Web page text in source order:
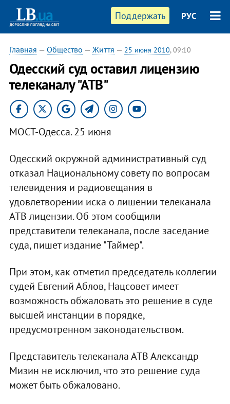
Поддержать РУС
Главная — Общество — Життя — 25 июня 2010, 09:10
Одесский суд оставил лицензию
телеканалу "АТВ"
МОСТ-Одесса. 25 июня
Одесский окружной административный суд
отказал Национальному совету по вопросам
телевидения и радиовещания в
удовлетворении иска о лишении телеканала
АТВ лицензии. Об этом сообщили
представители телеканала, после заседание
суда, пишет издание "Таймер".
При этом, как отметил председатель коллегии
судей Евгений Аблов, Нацсовет имеет
возможность обжаловать это решение в суде
высшей инстанции в порядке,
предусмотренном законодательством.
Представитель телеканала АТВ Александр
Мизин не исключил, что это решение суда
может быть обжаловано.